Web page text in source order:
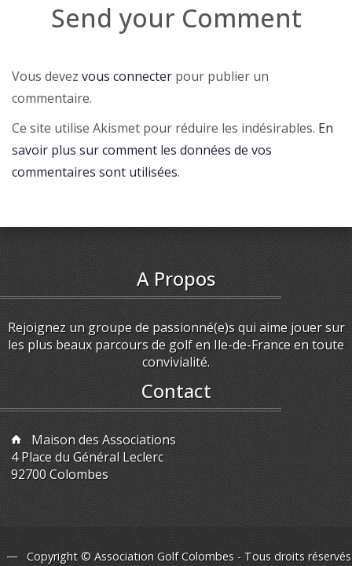
Send your Comment
Vous devez vous connecter pour publier un
commentaire.
Ce site utilise Akismet pour réduire les indésirables. En
savoir plus sur comment les données de vos
commentaires sont utilisées.
A Propos
Rejoignez un groupe de passionné(e)s qui aime jouer sur
les plus beaux parcours de golf en Ile-de-France en toute
convivialité.
Contact
Maison des Associations
4 Place du Général Leclerc
92700 Colombes
Copyright © Association Golf Colombes - Tous droits réservés